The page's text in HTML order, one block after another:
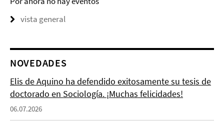
vista general
NOVEDADES
Elis de Aquino ha defendido exitosamente su tesis de
doctorado en Sociología. ¡Muchas felicidades!
06.07.2026